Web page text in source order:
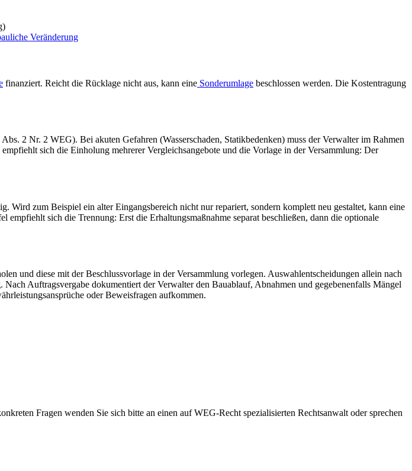
Veränderung
finanziert. Reicht die Rücklage nicht aus, kann eine Sonderumlage beschlossen werden. Die Kostentragung
2 Nr. 2 WEG). Bei akuten Gefahren (Wasserschaden, Statikbedenken) muss der Verwalter im Rahmen
sich die Einholung mehrerer Vergleichsangebote und die Vorlage in der Versammlung: Der
zum Beispiel ein alter Eingangsbereich nicht nur repariert, sondern komplett neu gestaltet, kann eine
sich die Trennung: Erst die Erhaltungsmaßnahme separat beschließen, dann die optionale
und diese mit der Beschlussvorlage in der Versammlung vorlegen. Auswahlentscheidungen allein nach
Auftragsvergabe dokumentiert der Verwalter den Bauablauf, Abnahmen und gegebenenfalls Mängel
oder Beweisfragen aufkommen.
Fragen wenden Sie sich bitte an einen auf WEG-Recht spezialisierten Rechtsanwalt oder sprechen